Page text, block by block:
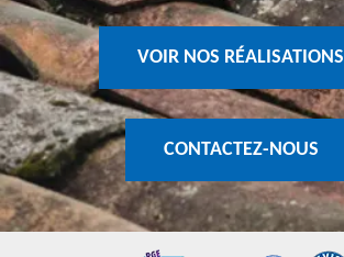
VOIR NOS RÉALISATIONS
CONTACTEZ-NOUS